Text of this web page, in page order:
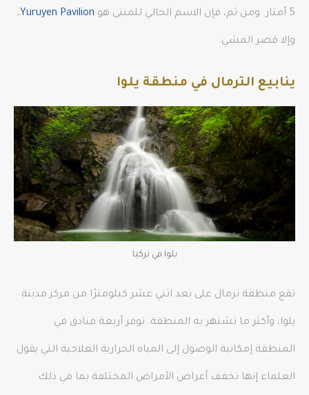
5 أمتار. ومن ثم، فإن الاسم الحالي للمبنى هو Yuruyen Pavilion،
وإلا قصر المشي.
ينابيع الترمال في منطقة يلوا
يلوا في تركيا
تقع منطقة ترمال على بعد اثني عشر كيلومترًا من مركز مدينة
يلوا، وأكثر ما تشتهر به المنطقة. توفر أربعة فنادق في
المنطقة إمكانية الوصول إلى المياه الحرارية العلاجية التي يقول
العلماء إنها تخفف أعراض الأمراض المختلفة بما في ذلك